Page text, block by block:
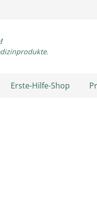
Erste-Hilfe-Shop